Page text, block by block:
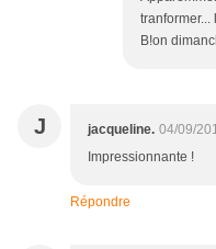
tranformer...
B!on
J jacqueline. 04/09/
Impressionnante !
Répondre